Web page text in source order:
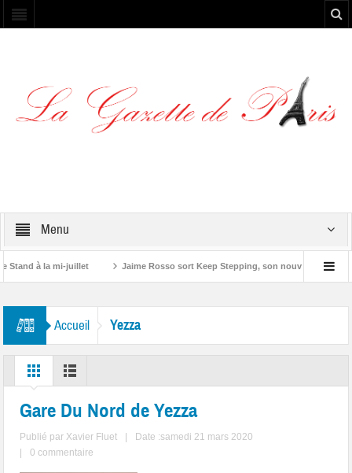
Menu
à la mi-juillet Jaime Rosso sort Keep Stepping, son nouvel EP
Accueil Yezza
Gare Du Nord de Yezza
Publié par Xavier Fluet
Date :samedi 21 mars 2020
0 commentaire